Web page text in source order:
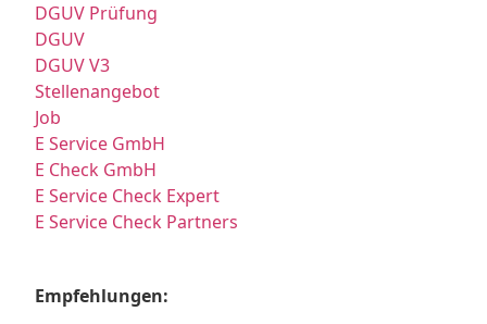
DGUV Prüfung
DGUV
DGUV V3
Stellenangebot
Job
E Service GmbH
E Check GmbH
E Service Check Expert
E Service Check Partners
Empfehlungen: